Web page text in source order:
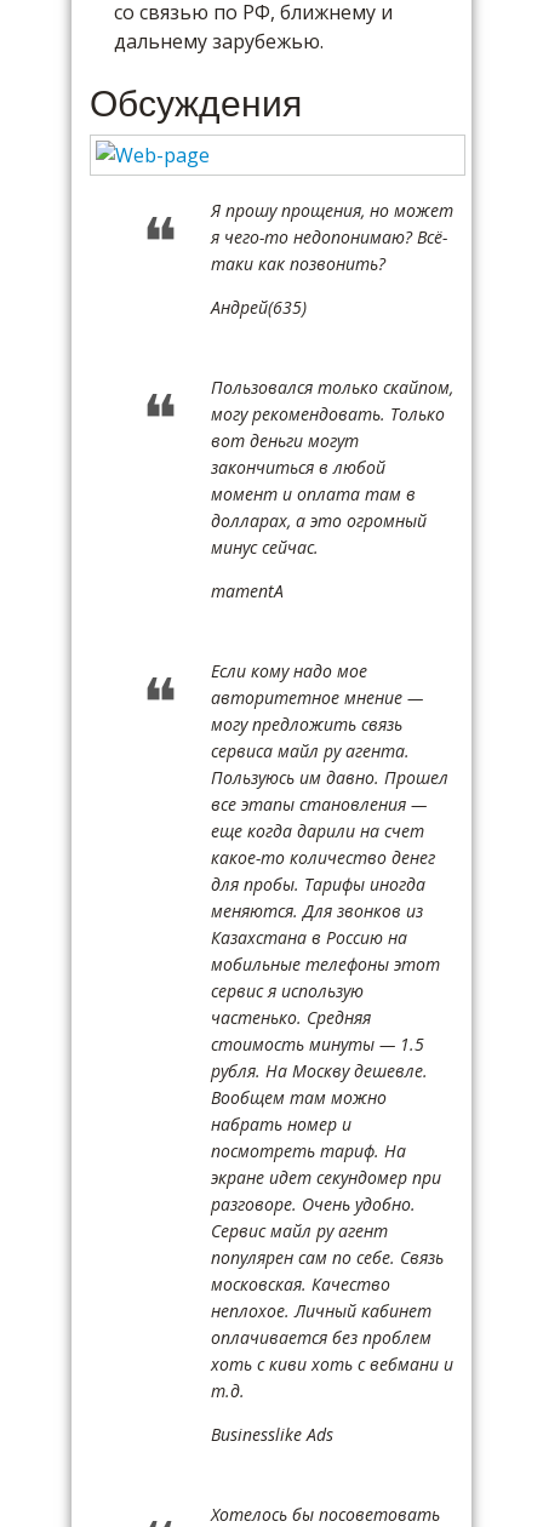
со связью по РФ, ближнему и
дальнему зарубежью.
Обсуждения
Я прошу прощения, но может
я чего-то недопонимаю? Всё-
таки как позвонить?
Андрей(635)
Пользовался только скайпом,
могу рекомендовать. Только
вот деньги могут
закончиться в любой
момент и оплата там в
долларах, а это огромный
минус сейчас.
mamentA
Если кому надо мое
авторитетное мнение —
могу предложить связь
сервиса майл ру агента.
Пользуюсь им давно. Прошел
все этапы становления —
еще когда дарили на счет
какое-то количество денег
для пробы. Тарифы иногда
меняются. Для звонков из
Казахстана в Россию на
мобильные телефоны этот
сервис я использую
частенько. Средняя
стоимость минуты — 1.5
рубля. На Москву дешевле.
Вообщем там можно
набрать номер и
посмотреть тариф. На
экране идет секундомер при
разговоре. Очень удобно.
Сервис майл ру агент
популярен сам по себе. Связь
московская. Качество
неплохое. Личный кабинет
оплачивается без проблем
хоть с киви хоть с вебмани и
т.д.
Businesslike Ads
Хотелось бы посоветовать